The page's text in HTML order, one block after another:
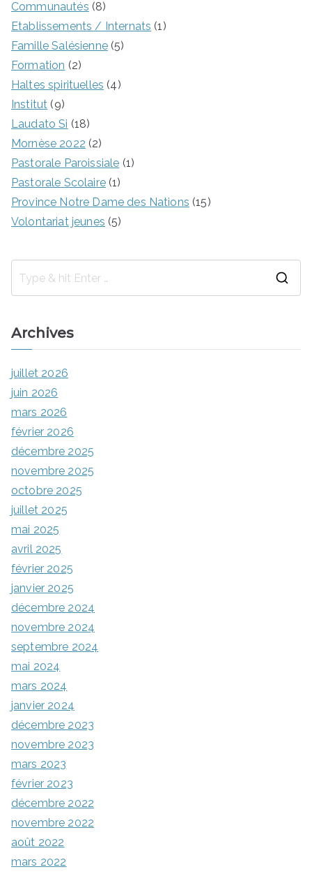
Communautés (8)
Etablissements / Internats (1)
Famille Salésienne(5)
Formation (2)
Haltes spirituelles (4)
Institut (9)
Laudato Si (18)
Mornèse 2022 (2)
Pastorale Paroissiale (1)
Pastorale Scolaire(1)
Province Notre Dame des Nations (15)
Volontariat jeunes (5)
Archives
juillet 2026
juin 2026
mars 2026
février 2026
décembre 2025
novembre 2025
octobre 2025
juillet 2025
mai 2025
avril 2025
février 2025
janvier 2025
décembre 2024
novembre 2024
septembre 2024
mai 2024
mars 2024
janvier 2024
décembre 2023
novembre 2023
mars 2023
février 2023
décembre 2022
novembre 2022
août 2022
mars 2022